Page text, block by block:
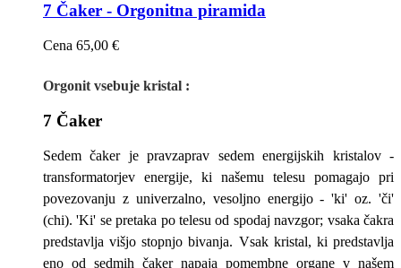
7 Čaker - Orgonitna piramida
Cena 65,00 €
Orgonit vsebuje kristal :
7 Čaker
Sedem čaker je pravzaprav sedem energijskih kristalov -
transformatorjev energije, ki našemu telesu pomagajo pri
povezovanju z univerzalno, vesoljno energijo - 'ki' oz. 'či'
(chi). 'Ki' se pretaka po telesu od spodaj navzgor; vsaka čakra
predstavlja višjo stopnjo bivanja. Vsak kristal, ki predstavlja
eno od sedmih čaker napaja pomembne organe v našem